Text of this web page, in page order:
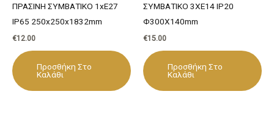
ΠΡΑΣΙΝΗ ΣΥΜΒΑΤΙΚΟ 1xE27
IP65 250x250x1832mm
€12.00
Προσθήκη Στο
Καλάθι
ΣΥΜΒΑΤΙΚΟ 3ΧΕ14 IP20
Φ300Χ140mm
€15.00
Προσθήκη Στο
Καλάθι